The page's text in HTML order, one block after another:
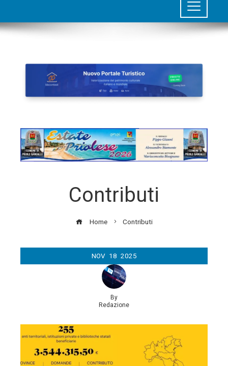
Contributi
Home Contributi
NOV 18 2025
By
Redazione